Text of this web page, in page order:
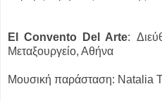
Εl Convento Del Arte:
Μεταξουργείο, Αθήνα
Μουσική παράσταση: Natalia